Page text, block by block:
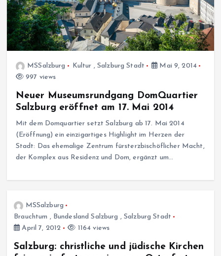
MSSalzburg Kultur ,Salzburg Stadt
Mai 9, 2014
997 views
Neuer Museumsrundgang DomQuartier
Salzburg eröffnet am 17. Mai 2014
Mit dem Domquartier setzt Salzburg ab 17. Mai 2014
(Eröffnung) ein einzigartiges Highlight im Herzen der
Stadt: Das ehemalige Zentrum fürsterzbischöflicher Macht,
der Komplex aus Residenz und Dom, ergänzt um…
MSSalzburg
Brauchtum , Bundesland Salzburg , Salzburg Stadt
April 7, 2012
1164 views
Salzburg: christliche und jüdische Kirchen